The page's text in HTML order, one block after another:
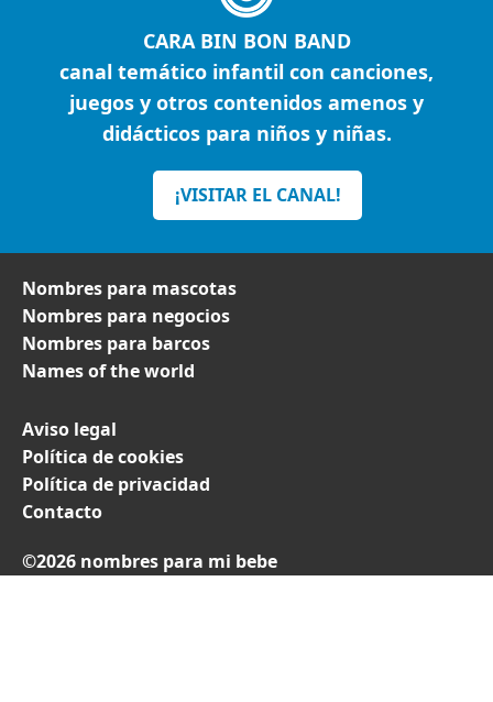
CARA BIN BON BAND
canal temático infantil con canciones,
juegos y otros contenidos amenos y
didácticos para niños y niñas.
¡VISITAR EL CANAL!
Nombres para mascotas
Nombres para negocios
Nombres para barcos
Names of the world
Aviso legal
Política de cookies
Política de privacidad
Contacto
©2026 nombres para mi bebe